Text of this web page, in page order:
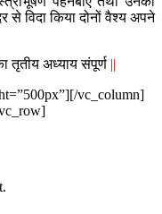
विदा किया दोनों वैश्य अपने
तृतीय अध्याय संपूर्ण ||
vc_column]